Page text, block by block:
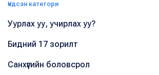
Үндсэн категори
Уурлах уу, учирлах уу?
Бидний 17 зорилт
Санхүүгийн боловсрол